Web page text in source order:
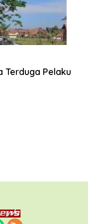
Terduga Pelaku